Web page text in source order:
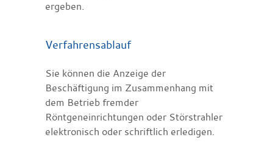
ergeben.
Verfahrensablauf
Sie können die Anzeige der
Beschäftigung im Zusammenhang mit
dem Betrieb fremder
Röntgeneinrichtungen oder Störstrahler
elektronisch oder schriftlich erledigen.